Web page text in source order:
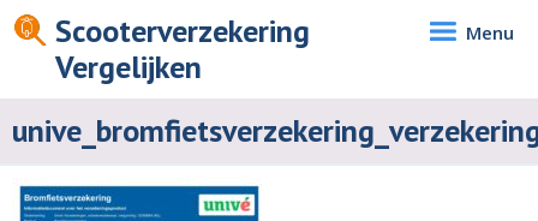
Scooterverzekering
Vergelijken
Menu